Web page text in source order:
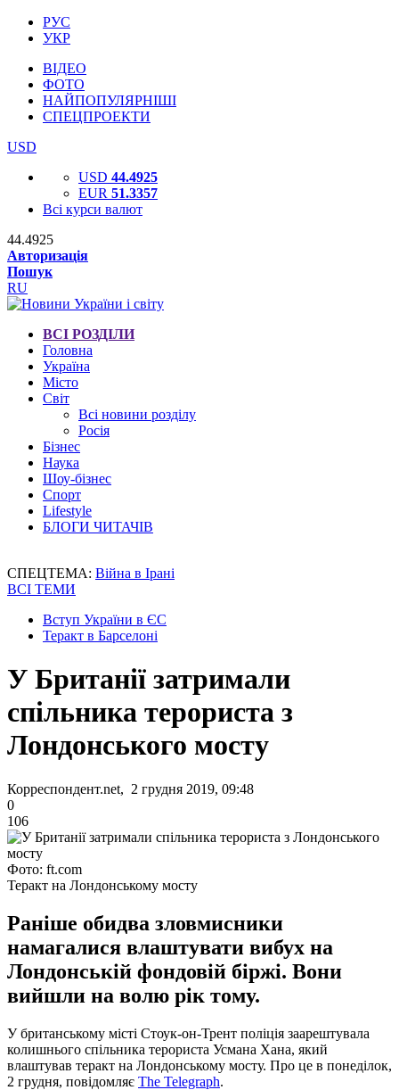
РУС
УКР
ВІДЕО
ФОТО
НАЙПОПУЛЯРНІШІ
СПЕЦПРОЕКТИ
USD
USD 44.4925
EUR 51.3357
Всі курси валют
44.4925
Авторизація
Пошук
RU
ВСІ РОЗДІЛИ
Головна
Україна
Місто
Світ
Всі новини розділу
Росія
Бізнес
Наука
Шоу-бізнес
Спорт
Lifestyle
БЛОГИ ЧИТАЧІВ
СПЕЦТЕМА: Війна в Ірані
ВСІ ТЕМИ
Вступ України в ЄС
Теракт в Барселоні
У Британії затримали
спільника терориста з
Лондонського мосту
Корреспондент.net, 2 грудня 2019, 09:48
0
106
Фото: ft.com
Теракт на Лондонському мосту
Раніше обидва зловмисники
намагалися влаштувати вибух на
Лондонській фондовій біржі. Вони
вийшли на волю рік тому.
У британському місті Стоук-он-Трент поліція заарештувала
колишнього спільника терориста Усмана Хана, який
влаштував теракт на Лондонському мосту. Про це в понеділок,
2 грудня, повідомляє The Telegraph.